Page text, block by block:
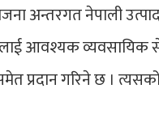
अन्तरगत नेपाली
आवश्यक व्यवसायिक
प्रदान गरिने छ ।